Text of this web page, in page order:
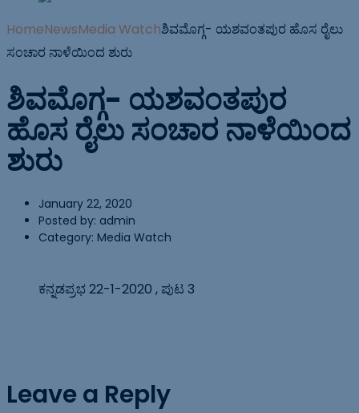
HomeNewsMedia Watchಶಿವಮೊಗ್ಗ- ಯಶವಂತಪುರ ಹೊಸ ರೈಲು
ಸಂಚಾರ ನಾಳೆಯಿಂದ ಶುರು
ಶಿವಮೊಗ್ಗ- ಯಶವಂತಪುರ
ಹೊಸ ರೈಲು ಸಂಚಾರ ನಾಳೆಯಿಂದ
ಶುರು
January 22, 2020
Posted by: admin
Category: Media Watch
ಕನ್ನಡಪ್ರಭ 22-1-2020 , ಪುಟ 3
Leave a Reply